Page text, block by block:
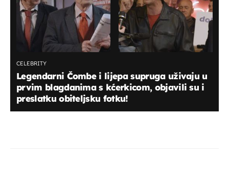
CELEBRITY
Legendarni Čombe i lijepa supruga uživaju u
prvim blagdanima s kćerkicom, objavili su i
preslatku obiteljsku fotku!